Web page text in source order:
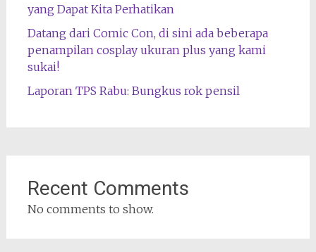
yang Dapat Kita Perhatikan
Datang dari Comic Con, di sini ada beberapa
penampilan cosplay ukuran plus yang kami
sukai!
Laporan TPS Rabu: Bungkus rok pensil
Recent Comments
No comments to show.